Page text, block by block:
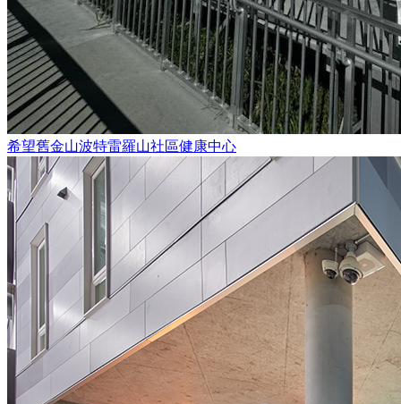
希望舊金山波特雷羅山社區健康中心